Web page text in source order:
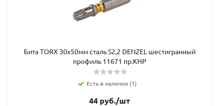
Бита TORX 30x50мм сталь S2,2 DENZEL шестигранный
профиль 11671 пр.КНР
Есть в наличии (1)
44 руб./шт